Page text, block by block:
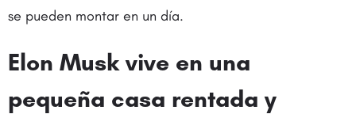
se pueden montar en un día.
Elon Musk vive en una
pequeña casa rentada y